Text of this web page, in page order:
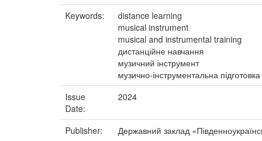
Keywords:
distance learning
musical instrument
musical and instrumental training
дистанційне навчання
музичний інструмент
музично-інструментальна підготовка
Issue
Date:
2024
Publisher:
Державний заклад